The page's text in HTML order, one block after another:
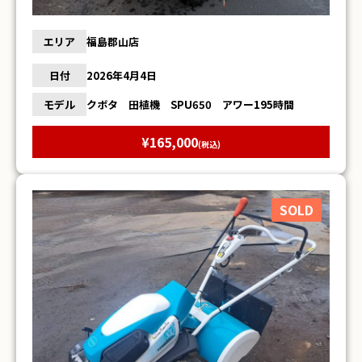
エリア 福島郡山店
日付
2026年4月4日
モデル
クボタ 田植機 SPU650 アワー195時間
¥165,000(税込)
SOLD